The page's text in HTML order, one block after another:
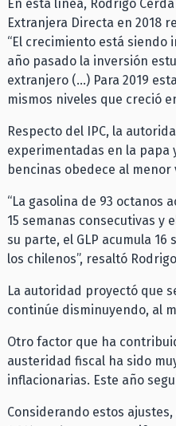
En esta línea, Rodrigo
Extranjera Directa en 2018
“El crecimiento está siendo
año pasado la inversión
extranjero (…) Para 2019
mismos niveles que creció
Respecto del IPC, la
experimentadas en la papa
bencinas obedece al
“La gasolina de 93 octanos
15 semanas consecutivas y
su parte, el GLP acumula
los chilenos”, resaltó
La autoridad proyectó que
continúe disminuyendo, al
Otro factor que ha
austeridad fiscal ha sido
inflacionarias. Este año
Considerando estos